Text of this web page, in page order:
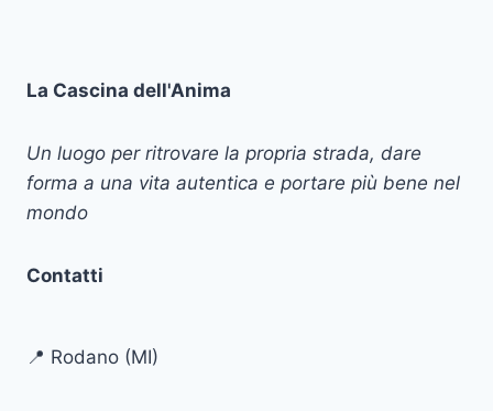
La Cascina dell'Anima
Un luogo per ritrovare la propria strada, dare
forma a una vita autentica e portare più bene nel
mondo
Contatti
📍 Rodano (MI)